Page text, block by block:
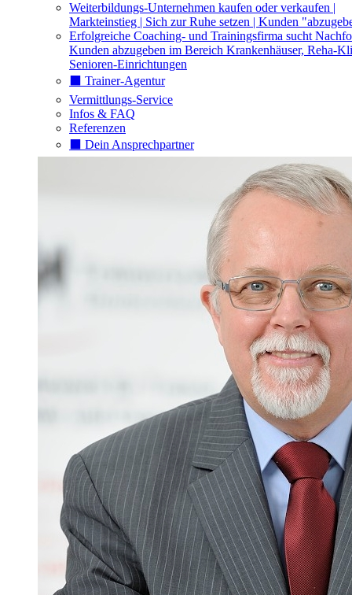
Weiterbildungs-Unternehmen kaufen oder verkaufen |
Markteinstieg | Sich zur Ruhe setzen | Kunden
Erfolgreiche Coaching- und Trainingsfirma sucht
Kunden abzugeben im Bereich Krankenhäuser, Reha-
Senioren-Einrichtungen
⬛️ Trainer-Agentur
Vermittlungs-Service
Infos & FAQ
Referenzen
⬛️ Dein Ansprechpartner